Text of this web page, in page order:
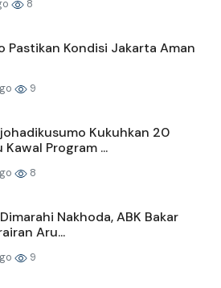
8
Pastikan Kondisi Jakarta Aman
9
Kukuhkan 20
Kawal Program ...
8
Nakhoda, ABK Bakar
Aru...
9